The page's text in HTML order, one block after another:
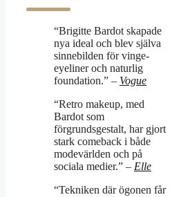
“Brigitte Bardot skapade
nya ideal och blev själva
sinnebilden för vinge-
eyeliner och naturlig
foundation.” – Vogue
“Retro makeup, med
Bardot som
förgrundsgestalt, har gjort
stark comeback i både
modevärlden och på
sociala medier.” – Elle
“Tekniken där ögonen får